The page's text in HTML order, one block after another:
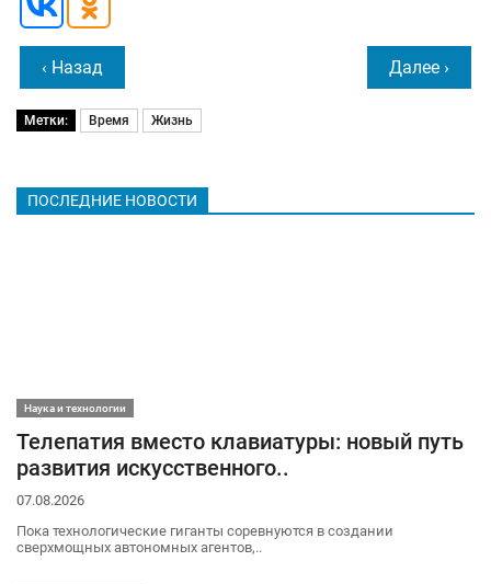
‹ Назад Далее ›
Метки: Время Жизнь
ПОСЛЕДНИЕ НОВОСТИ
Наука и технологии
Телепатия вместо клавиатуры: новый путь
развития искусственного..
07.08.2026
Пока технологические гиганты соревнуются в создании
сверхмощных автономных агентов,..